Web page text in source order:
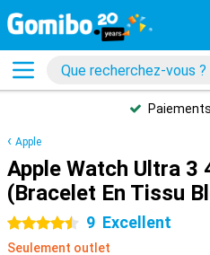
Paiements
Apple
Apple Watch Ultra 3
(Bracelet En Tissu
4.5 étoiles
9 Excellent
Seulement outlet